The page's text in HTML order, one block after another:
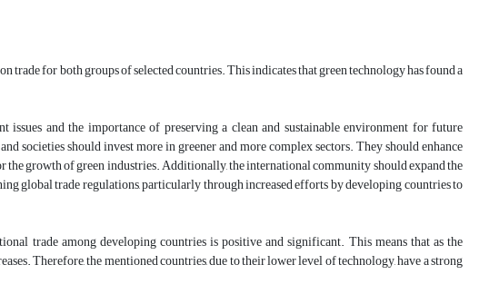
for both groups of selected countries. This indicates that green technology has found a
and the importance of preserving a clean and sustainable environment for future
societies should invest more in greener and more complex sectors. They should enhance
growth of green industries. Additionally, the international community should expand the
global trade regulations, particularly through increased efforts by developing countries to
trade among developing countries is positive and significant. This means that as the
Therefore, the mentioned countries, due to their lower level of technology, have a strong